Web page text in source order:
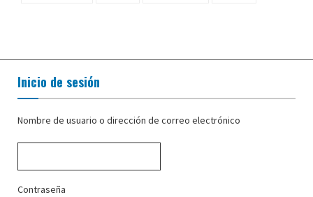
Inicio de sesión
Nombre de usuario o dirección de correo electrónico
Contraseña